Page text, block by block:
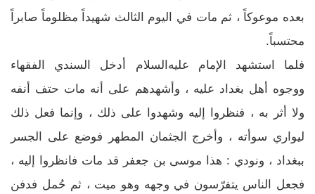
بعده موعوكاً ، ثم مات في اليوم الثالث شهيداً مظلوماً صابراً
محتسباً.
فلما استشهد الإمام عليه‌السلام أدخل السندي الفقهاء
ووجوه أهل بغداد عليه ، وأشهدهم على أنه مات حتف أنفه
ولا أثر به ، فنظروا إليه وشهدوا على ذلك ، وإنما فعل ذلك
ليواري سوأته ، وأخرج الجثمان المطهر فوضع على الجسر
ببغداد ، ونودي : هذا موسى بن جعفر قد مات فانظروا إليه ،
فجعل الناس يتفرّسون في وجهه وهو ميت ، ثم حُمل فدفن